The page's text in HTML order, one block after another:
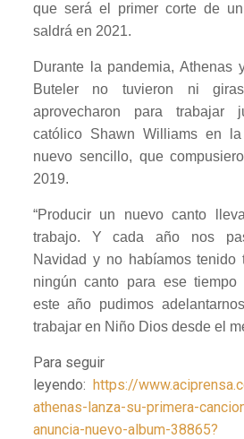
que será el primer corte de
saldrá en 2021.
Durante la pandemia, Athenas
Buteler no tuvieron ni
aprovecharon para trabajar
católico Shawn Williams en
nuevo sencillo, que
2019.
“Producir un nuevo canto
trabajo. Y cada año nos
Navidad y no habíamos tenido
ningún canto para ese
este año pudimos
trabajar en Niño Dios desde el
Para seguir
leyendo: https://
athenas-lanza-su-primera-
anuncia-nuevo-album-38865?